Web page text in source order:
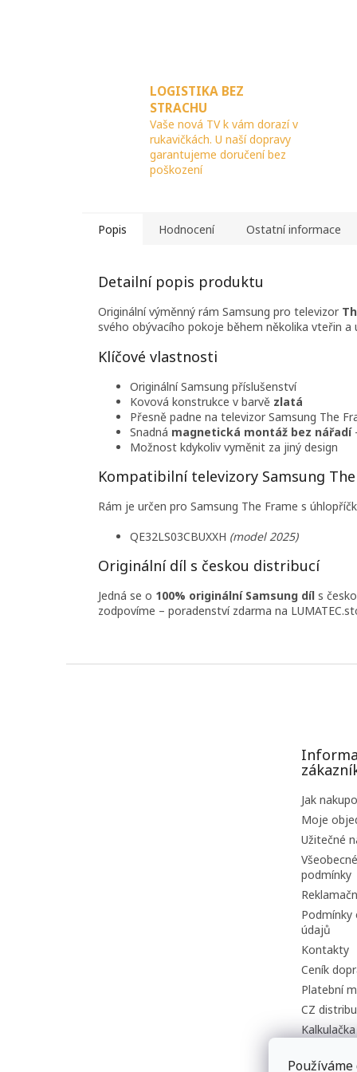
LOGISTIKA BEZ
STRACHU
Vaše nová TV k vám dorazí v
rukavičkách. U naší dopravy
garantujeme doručení bez
poškození
Popis Hodnocení Ostatní informace
Detailní popis produktu
Originální výměnný rám Samsung pro televizor
svého obývacího pokoje během několika vteřin
Klíčové vlastnosti
Originální Samsung příslušenství
Kovová konstrukce v barvě zlatá
Přesně padne na televizor Samsung The
Snadná magnetická montáž bez nářadí
Možnost kdykoliv vyměnit za jiný design
Kompatibilní televizory Samsung
Rám je určen pro Samsung The Frame s
QE32LS03CBUXXH (model 2025)
Originální díl s českou distribucí
Jedná se o 100% originální Samsung díl s
zodpovíme – poradenství zdarma na
Jak
Moje
Užitečné
podmínky
Podmínky
údajů
Kontakty
Ceník
Platební
CZ